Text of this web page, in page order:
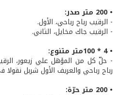
• 200 متر صدر:
- الرقيب رباح رباحي، الأول.
- الرقيب جاك مخايل، الثاني.
• 4 * 100متر متنوع:
- حلّ كل من المؤهل علي زيعور،
رباح رباحي والعريف الأول شربل نقولا
• 200 متر حرّة: